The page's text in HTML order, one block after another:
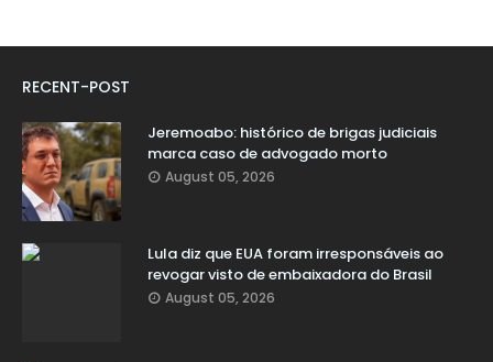
RECENT-POST
Jeremoabo: histórico de brigas judiciais
marca caso de advogado morto
August 05, 2026
Lula diz que EUA foram irresponsáveis ao
revogar visto de embaixadora do Brasil
August 05, 2026